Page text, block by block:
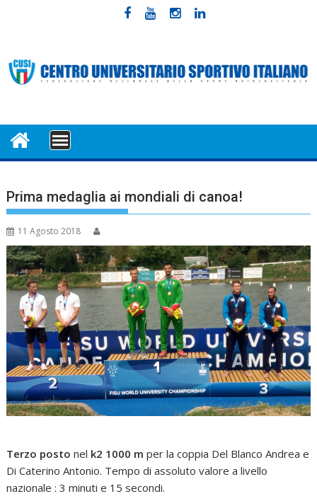
MENU
Prima medaglia ai mondiali di canoa!
11 Agosto 2018
Terzo posto nel k2 1000 m per la coppia Del Blanco Andrea e
Di Caterino Antonio. Tempo di assoluto valore a livello
nazionale : 3 minuti e 15 secondi.